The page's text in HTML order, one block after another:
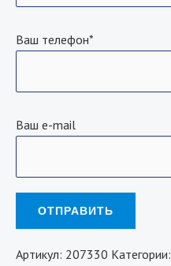
Ваш телефон*
Ваш e-mail
Артикул: 207330 Категории: